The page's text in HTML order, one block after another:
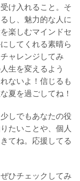
け入れること。そ
し、魅力的な人に
楽しむマインドセ
してくれる素晴ら
ャレンジしてみ
生を変えるよう
ないよ！信じるも
夏を過ごしてね！
しでもあなたの役
たいことや、個人
てね。応援してる
ひチェックしてみ